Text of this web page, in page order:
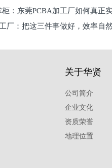
：东莞PCBA加工厂如何真正
厂：把这三件事做好，效率自
关于华贤
公司简介
企业文化
资质荣誉
地理位置